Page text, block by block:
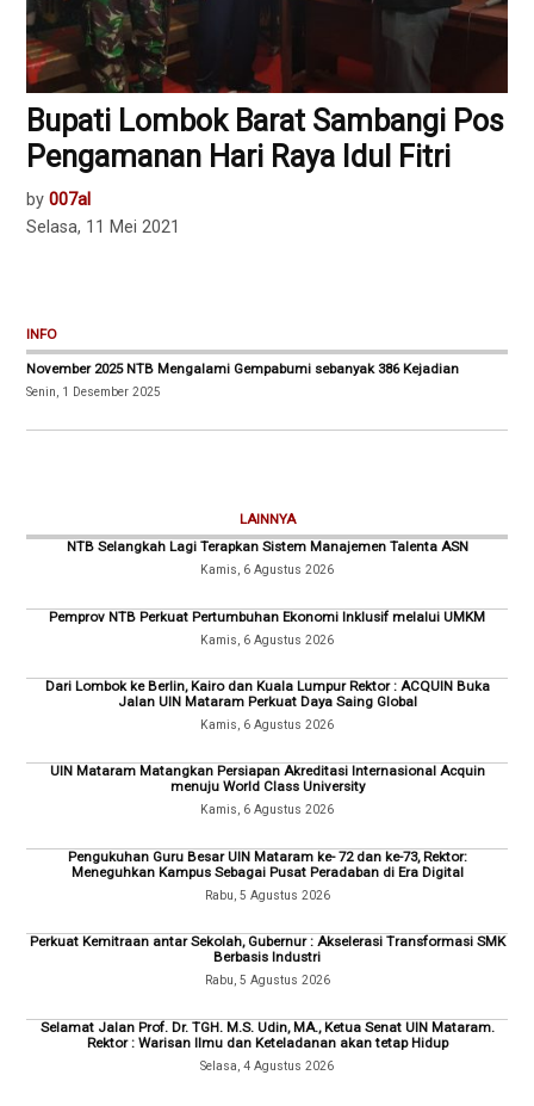
Bupati Lombok Barat Sambangi Pos
Pengamanan Hari Raya Idul Fitri
by 007al
Selasa, 11 Mei 2021
INFO
November 2025 NTB Mengalami Gempabumi sebanyak 386 Kejadian
Senin, 1 Desember 2025
LAINNYA
NTB Selangkah Lagi Terapkan Sistem Manajemen Talenta ASN
Kamis, 6 Agustus 2026
Pemprov NTB Perkuat Pertumbuhan Ekonomi Inklusif melalui UMKM
Kamis, 6 Agustus 2026
Dari Lombok ke Berlin, Kairo dan Kuala Lumpur Rektor : ACQUIN Buka
Jalan UIN Mataram Perkuat Daya Saing Global
Kamis, 6 Agustus 2026
UIN Mataram Matangkan Persiapan Akreditasi Internasional Acquin
menuju World Class University
Kamis, 6 Agustus 2026
Pengukuhan Guru Besar UIN Mataram ke- 72 dan ke-73, Rektor:
Meneguhkan Kampus Sebagai Pusat Peradaban di Era Digital
Rabu, 5 Agustus 2026
Perkuat Kemitraan antar Sekolah, Gubernur : Akselerasi Transformasi SMK
Berbasis Industri
Rabu, 5 Agustus 2026
Selamat Jalan Prof. Dr. TGH. M.S. Udin, MA., Ketua Senat UIN Mataram.
Rektor : Warisan Ilmu dan Keteladanan akan tetap Hidup
Selasa, 4 Agustus 2026